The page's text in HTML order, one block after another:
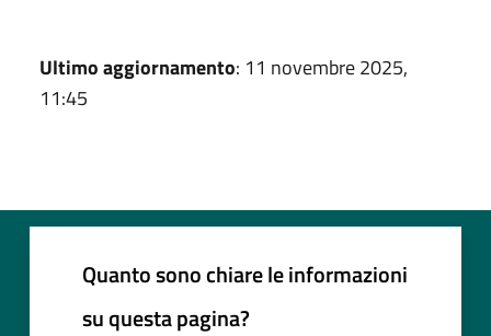
Ultimo aggiornamento: 11 novembre 2025,
11:45
Quanto sono chiare le informazioni
su questa pagina?